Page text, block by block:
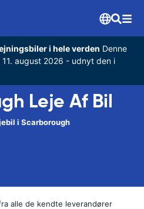
i hele verden Denne
august 2026 - udnyt den i
Leje Af Bil
i Scarborough
alle de kendte leverandører